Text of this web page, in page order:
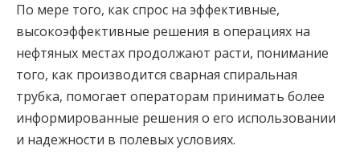
По мере того, как спрос на эффективные,
высокоэффективные решения в операциях на
нефтяных местах продолжают расти, понимание
того, как производится сварная спиральная
трубка, помогает операторам принимать более
информированные решения о его использовании
и надежности в полевых условиях.